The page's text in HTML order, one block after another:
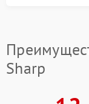
Sharp